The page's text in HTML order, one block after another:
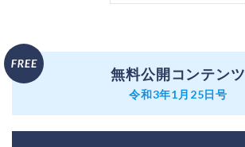
無料公開コンテンツ
令和3年1月25日号